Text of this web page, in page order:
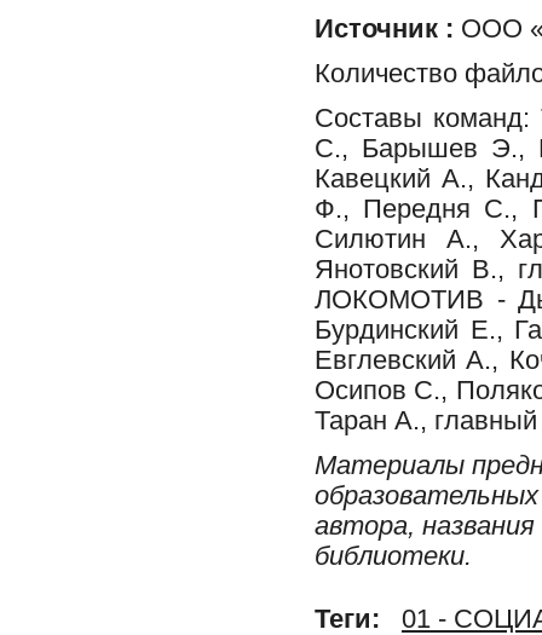
Источник : ООО
Количество
Составы
С., Барышев Э.,
Кавецкий А.,
Ф., Передня С.,
Силютин А.,
Янотовский В.,
ЛОКОМОТИВ -
Бурдинский Е.,
Евглевский А.,
Осипов С.,
Таран А.,
Материалы
автора,
библиотеки.
Теги:
01 -